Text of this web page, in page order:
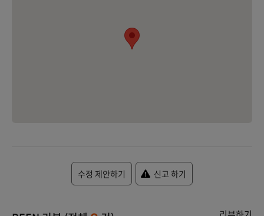
수정 제안하기 신고 하기